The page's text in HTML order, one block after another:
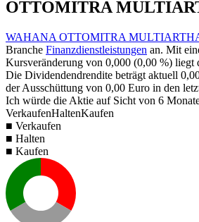
OTTOMITRA
WAHANA OTTOMITRA
Branche Finanzdienstleistungen an. Mit
Kursveränderung von 0,000 (0,00 %) liegt
Die Dividendendrendite beträgt aktuell
der Ausschüttung von 0,00 Euro in den
Ich würde die Aktie auf Sicht von 6
VerkaufenHaltenKaufen
■ Verkaufen
■ Halten
■ Kaufen